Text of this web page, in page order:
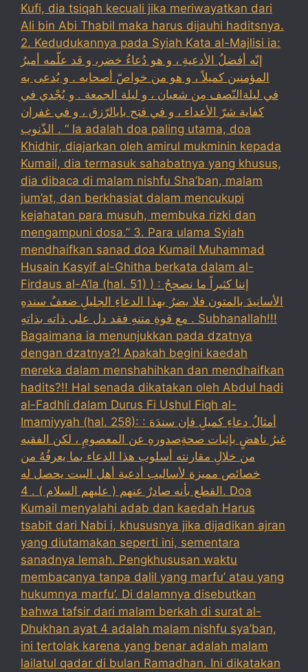
Kufi, dia tsiqah kecuali jika meriwayatkan dari
Ali bin Abi Thabil maka harus dijauhi haditsnya.
2. Kedudukannya pada Syiah Kata al-Majlisi ia:
إنّه أفضلُ الأدعيةِ ، و هو دُعاءُ خضر، و قد علّمه أميرُ
المؤمنين كميلاً ، و هو من خواصّ أصحابه . و يُدعى به
في ليلةالنّصف مِن شعبان ، و ليلة الجمعة . و يُجْدي في
كفاية شرّ الأعداء ، و في فتح بابالرّزق ، و في غفران
الذّنوب . “ Ia adalah doa paling utama, doa
Khidhir, diajarkan oleh amirul mukminin kepada
Kumail, dia termasuk sahabatnya yang khusus,
dia dibaca di malam nishfu Sha’ban, malam
jum’at, dan berkhasiat dalam mencukupi
kejahatan para musuh, membuka rizki dan
mengampuni dosa.” 3. Para ulama Syiah
mendhaifkan sanad doa Kumail Muhammad
Husain Kasyif al-Ghitha berkata dalam al-
Firdaus al-A’la (hal. 51) ) : إننا كثيراً ما نصححُ
الأسانيدَ بالمتون فلا يضرُ بهذا الدعاءِ الجليلِ ضعفُ سندهِ
مع قوةِ متنهِ فقد دل على ذاته بذاتهِ . Subhanallah!!!
Bagaimana ia menunjukkan pada dzatnya
dengan dzatnya?! Apakah begini kaedah
mereka dalam menshahihkan dan mendhaifkan
hadits?!! Hal senada dikatakan oleh Abdul hadi
al-Fadhli dalam Durus Fi Ushul Fiqh al-
Imamiyyah (hal. 258): : أمثالُ دعاءِ كميلِ فإن سندَهَ
غيرُ ناهضٍ بإثبات صحةِصدورهِ عن المعصومِ ، لكن الفقيه
من خلالِ مقارنته أسلوب هذا الدعاء بما يعرفُهُ من
خصائص مميزة لأساليب أدعية أهل البيت يحصل له
القطع بأنه صادرٌ عنهم ( عليهم السلام ) . 4. Doa
Kumail menyalahi adab dan kaedah Harus
tsabit dari Nabi i, khususnya jika dijadikan ajran
yang diutamakan seperti ini, sementara
sanadnya lemah. Pengkhususan waktu
membacanya tanpa dalil yang marfu’ atau yang
hukumnya marfu’. Di dalamnya disebutkan
bahwa tafsir dari malam berkah di surat al-
Dhukhan ayat 4 adalah malam nishfu sya’ban,
ini tertolak karena yang benar adalah malam
lailatul qadar di bulan Ramadhan. Ini dikatakan